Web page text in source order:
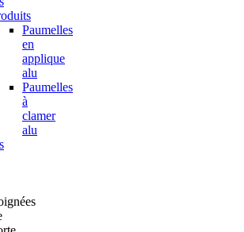
Paumelles
en
applique
alu
Paumelles
à
clamer
alu